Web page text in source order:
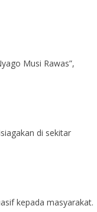
Musi Rawas”,
di sekitar
kepada masyarakat.